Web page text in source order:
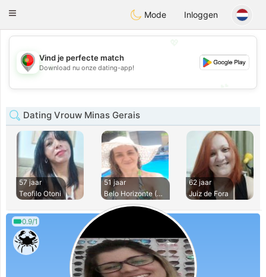
namoroPortugues
Toggle
Mode Inloggen
💖
💕
Vind je perfecte match
Download nu onze dating-app!
Dating Vrouw Minas Gerais
57 jaar
Teofilo Otoni
51 jaar
Belo Horizonte (Sa
62 jaar
Juiz de Fora
0.9/1